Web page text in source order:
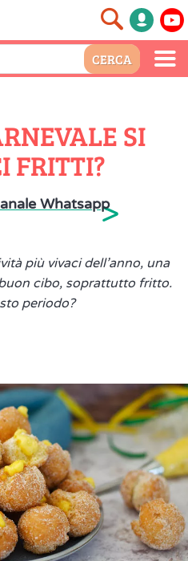
SI
FRITTI?
Whatsapp>
più vivaci dell’anno, una
cibo, soprattutto fritto.
periodo?